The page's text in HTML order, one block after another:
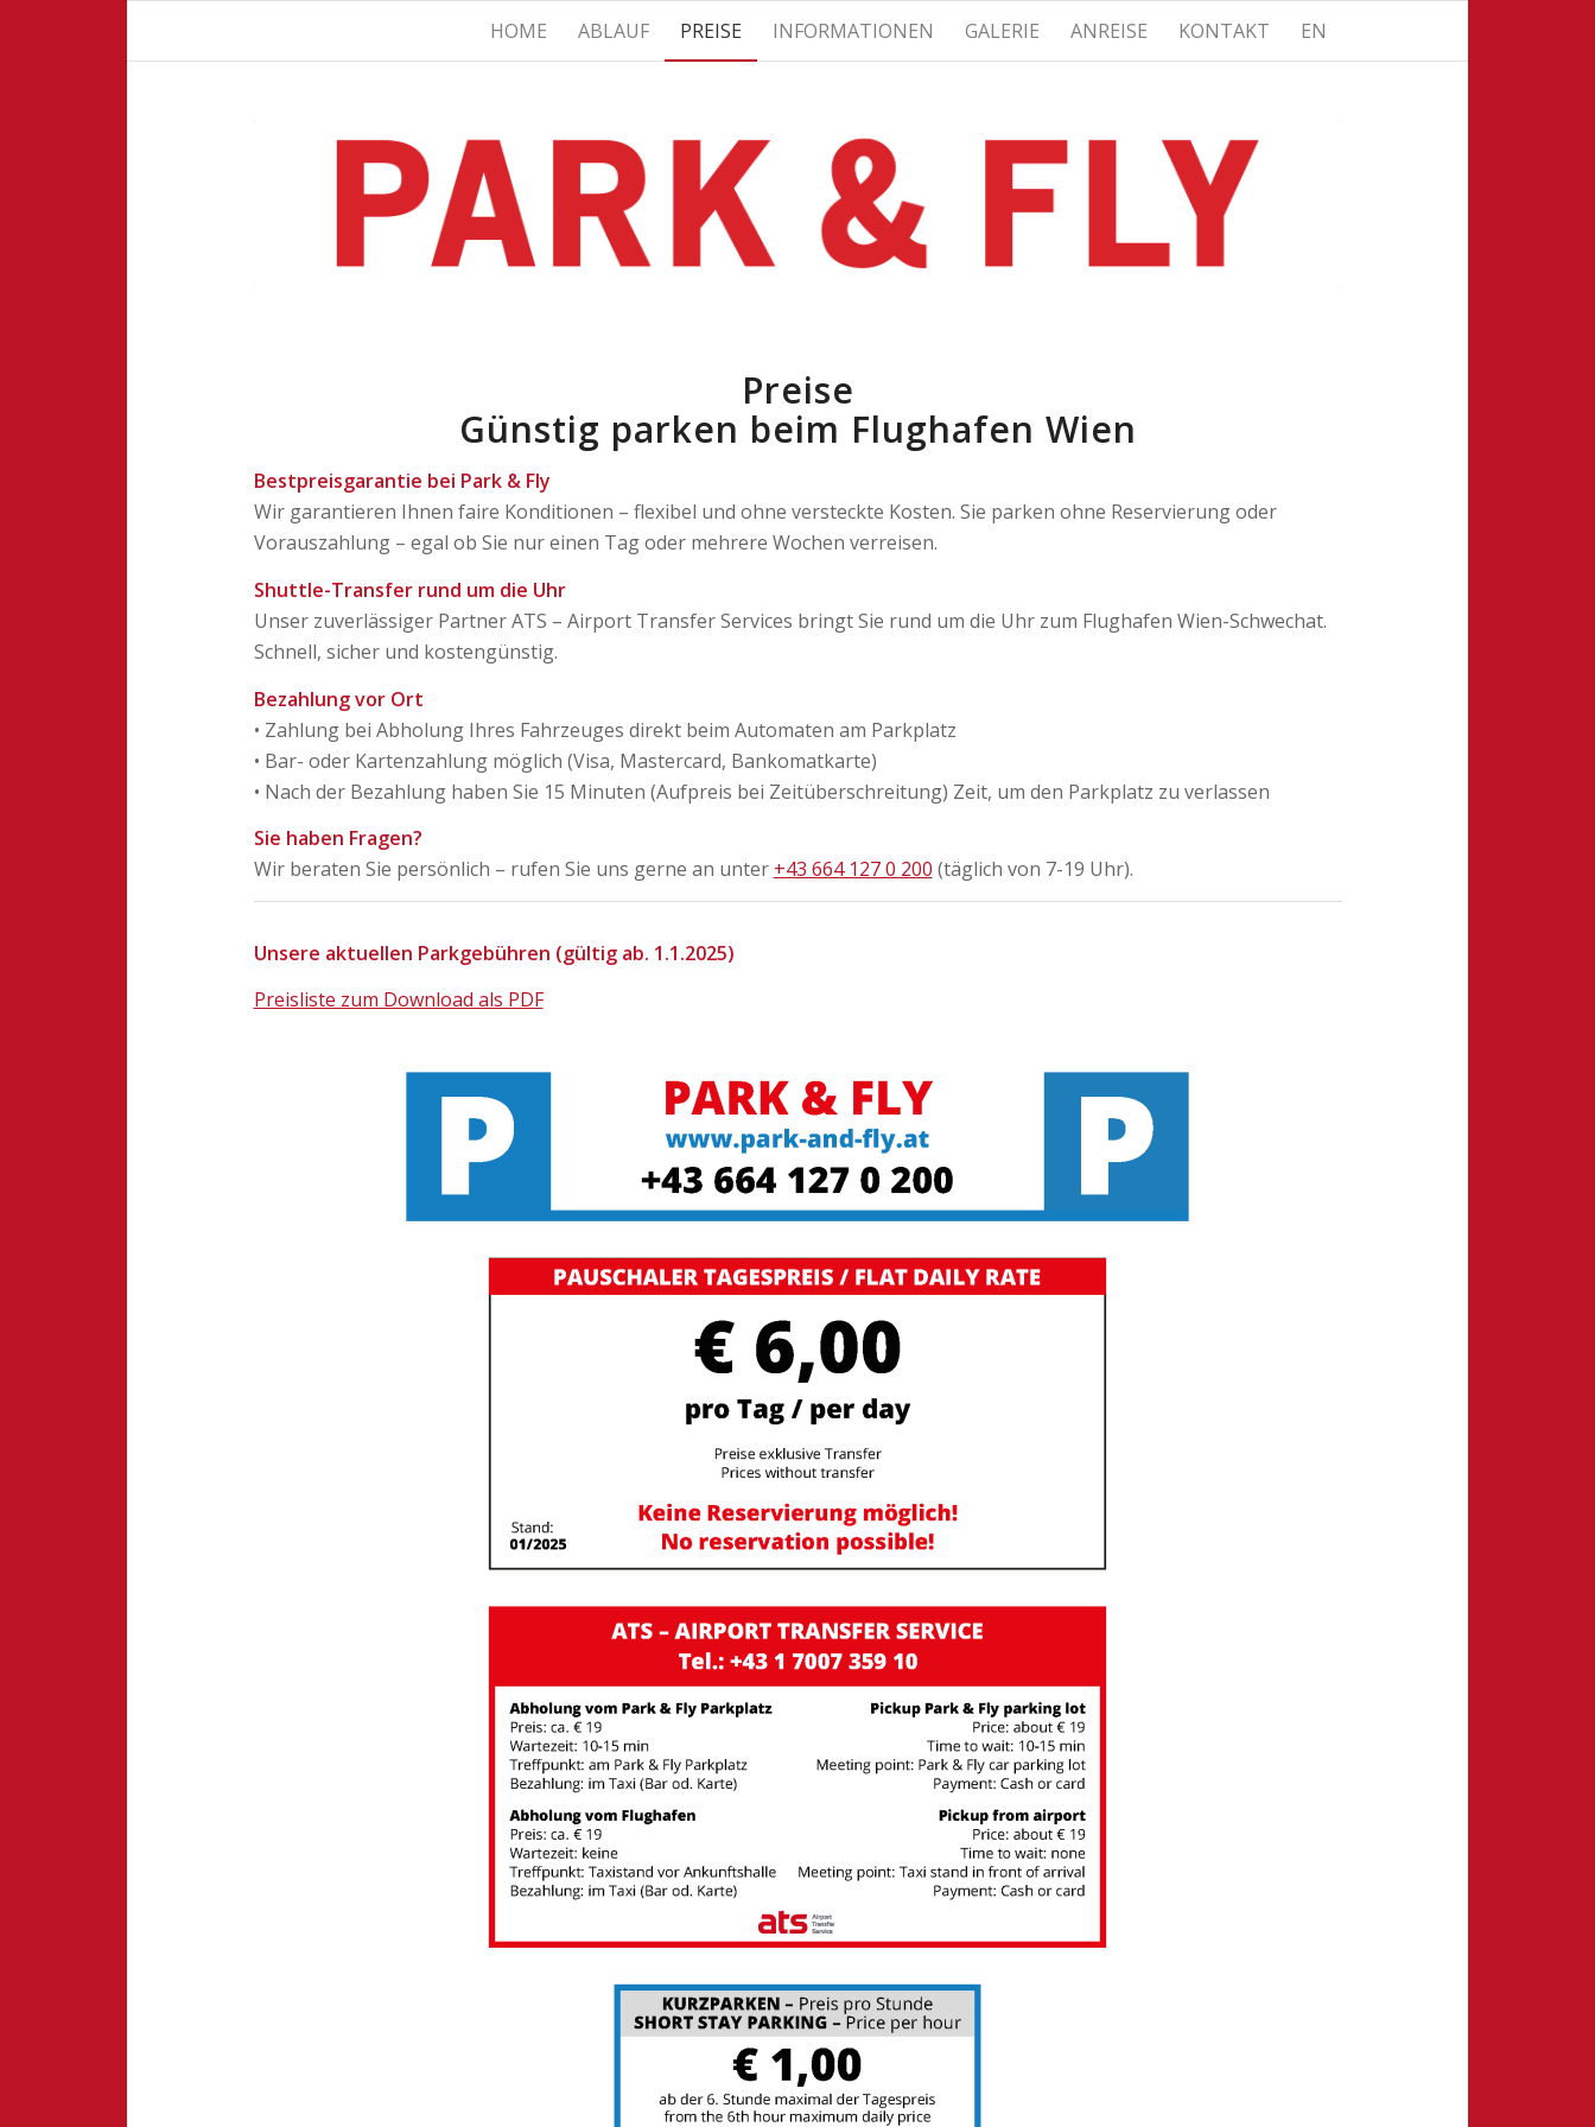
HOME ABLAUF PREISE INFORMATIONEN GALERIE ANREISE KONTAKT EN
Preise
Günstig parken beim Flughafen Wien
Bestpreisgarantie bei Park & Fly
Wir garantieren Ihnen faire Konditionen – flexibel und ohne versteckte Kosten. Sie parken ohne Reservierung oder
Vorauszahlung – egal ob Sie nur einen Tag oder mehrere Wochen verreisen.
Shuttle-Transfer rund um die Uhr
Unser zuverlässiger Partner ATS – Airport Transfer Services bringt Sie rund um die Uhr zum Flughafen Wien-Schwechat.
Schnell, sicher und kostengünstig.
Bezahlung vor Ort
• Zahlung bei Abholung Ihres Fahrzeuges direkt beim Automaten am Parkplatz
• Bar- oder Kartenzahlung möglich (Visa, Mastercard, Bankomatkarte)
• Nach der Bezahlung haben Sie 15 Minuten (Aufpreis bei Zeitüberschreitung) Zeit, um den Parkplatz zu verlassen
Sie haben Fragen?
Wir beraten Sie persönlich – rufen Sie uns gerne an unter +43 664 127 0 200 (täglich von 7-19 Uhr).
Unsere aktuellen Parkgebühren (gültig ab. 1.1.2025)
Preisliste zum Download als PDF